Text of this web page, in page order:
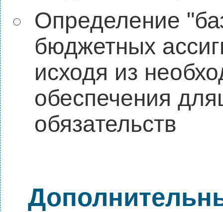
Определение
бюджетных
исходя из
обеспечения
обязательств